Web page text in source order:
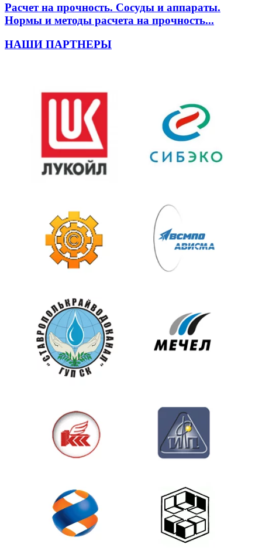
Расчет на прочность. Сосуды и аппараты.
Нормы и методы расчета на прочность...
НАШИ ПАРТНЕРЫ